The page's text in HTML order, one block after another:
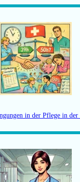
in der Pflege in der
und
Bewohnerinnen und
ebenso zu den
die Verantwortung
Lernenden rundet
eine abgeschlossene
wird
im Pflegealltag,
fröhliche und
Die
ist zentral gelegen
und Betreuung